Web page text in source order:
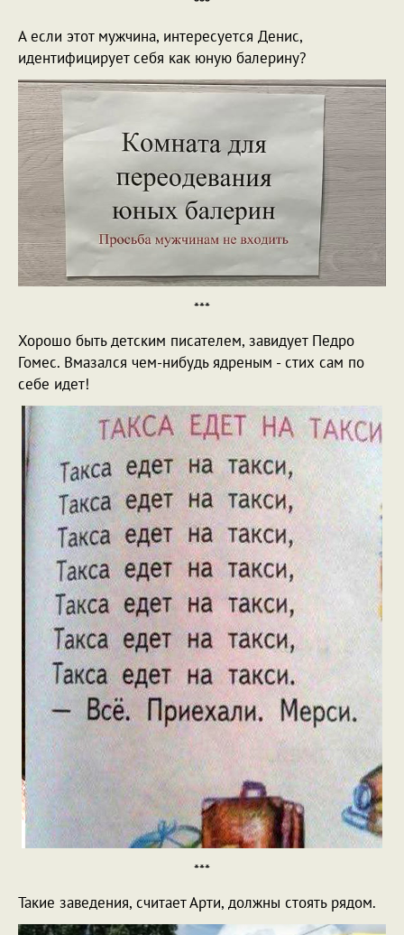
А если этот мужчина, интересуется Денис,
идентифицирует себя как юную балерину?
***
Хорошо быть детским писателем, завидует Педро
Гомес. Вмазался чем-нибудь ядреным - стих сам по
себе идет!
***
Такие заведения, считает Арти, должны стоять рядом.